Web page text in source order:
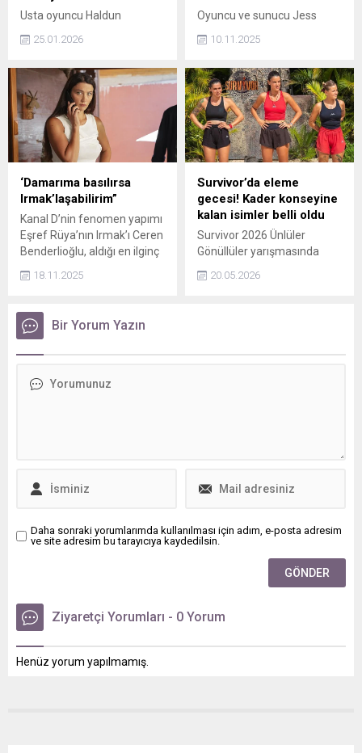
Usta oyuncu Haldun
Camii'nde kılınan öğle
Şehitlik Mezarlığı'ndaki aile
kabristanında toprağa
verildi. Cenaze sırasında
Yeşilçam'ın yaşayan
efsanelerinden İzzet Günay
baygınlık geçirdi. Günay,
durumuyla ilgili açıklama
yaptı.
25.01.2026
Oyuncu ve sunucu Jess
Zeynep Molho’nun boşanma
Baykal ile eski manken
Deniz Akkaya tanık olarak
dinlendi.
10.11.2025
‘Damarıma basılırsa
Irmak’laşabilirim”
Kanal D’nin fenomen yapımı
Eşref Rüya’nın Irmak’ı Ceren
Benderlioğlu, aldığı en ilginç
18.11.2025
Survivor’da eleme
gecesi! Kader konseyine
kalan isimler belli oldu
Survivor 2026 Ünlüler
Gönüllüler yarışmasında
yaşanıyor. Kadınlar
20.05.2026
Bir Yorum Yazın
Daha sonraki yorumlarımda kullanılması için adım, e-posta adresim
ve site adresim bu tarayıcıya kaydedilsin.
Ziyaretçi Yorumları - 0 Yorum
Henüz yorum yapılmamış.